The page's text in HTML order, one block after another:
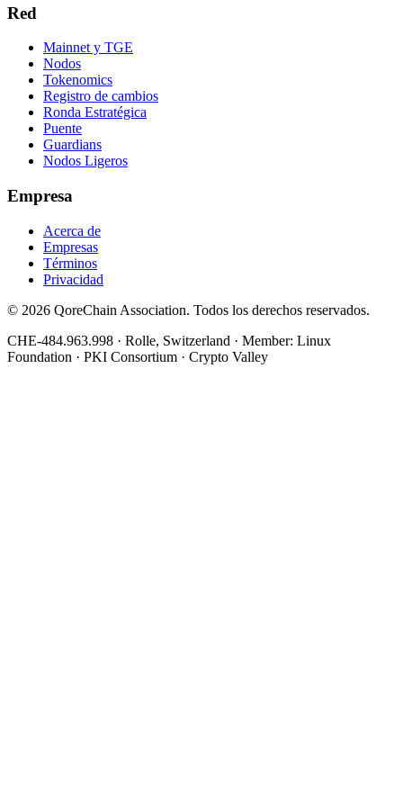
Red
Mainnet y TGE
Nodos
Tokenomics
Registro de cambios
Ronda Estratégica
Puente
Guardians
Nodos Ligeros
Empresa
Acerca de
Empresas
Términos
Privacidad
© 2026 QoreChain Association. Todos los derechos reservados.
CHE-484.963.998 · Rolle, Switzerland · Member: Linux
Foundation · PKI Consortium · Crypto Valley